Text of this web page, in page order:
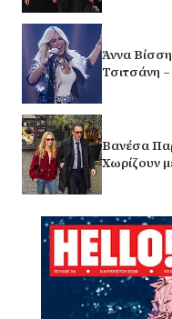
Άννα
Τσιτσάνη
Βανέσα
Χωρίζουν